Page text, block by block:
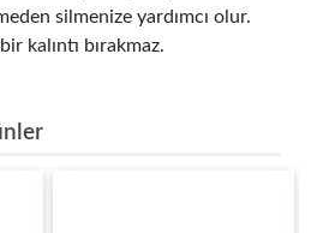
silmenize yardımcı olur.
kalıntı bırakmaz.